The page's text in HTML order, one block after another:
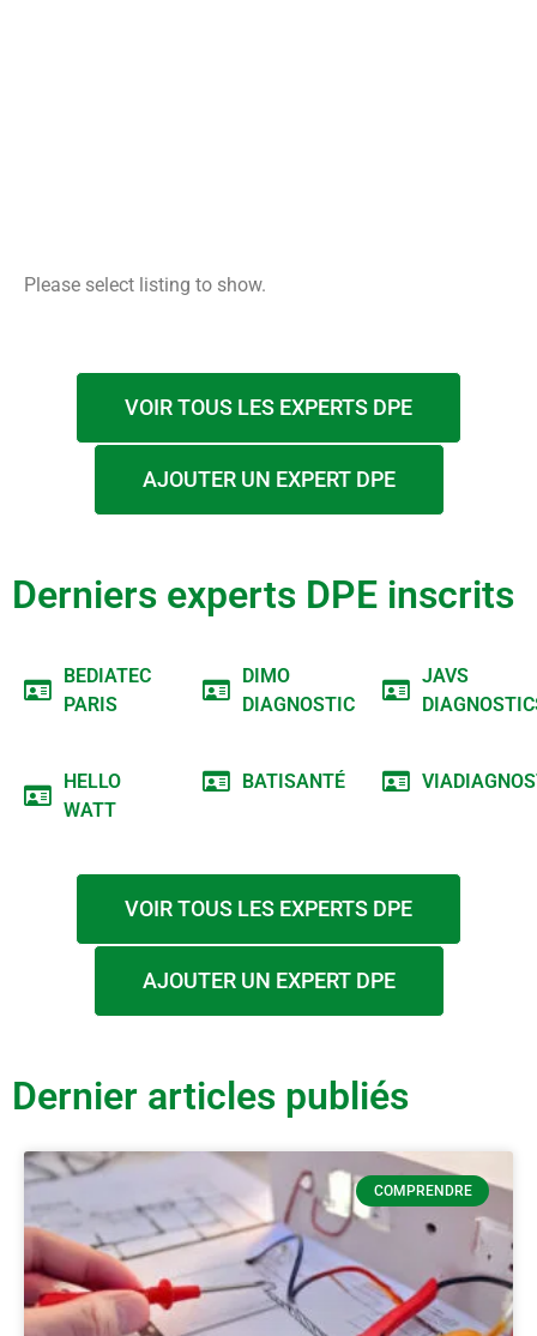
Please select listing to show.
VOIR TOUS LES EXPERTS DPE
AJOUTER UN EXPERT DPE
Derniers experts DPE inscrits
BEDIATEC
PARIS
DIMO
DIAGNOSTIC
JAVS
HELLO
WATT
BATISANTÉ
VOIR TOUS LES EXPERTS DPE
AJOUTER UN EXPERT DPE
Dernier articles publiés
COMPRENDRE